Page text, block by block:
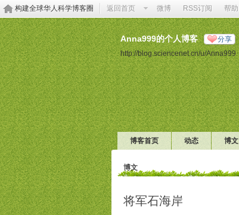
构建全球华人科学博客圈 返回首页 微博 RSS订阅 帮助
Anna999的个人博客 分享
http://blog.sciencenet.cn/u/Anna999
博客首页 动态 博文
博文
将军石海岸